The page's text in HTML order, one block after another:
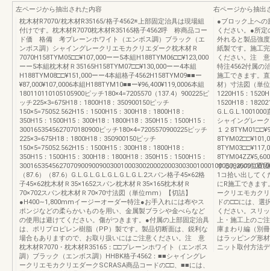
左ページから抽出された内容
枕木材R7070/枕木材R35165/格子4562※上部固定治具は現場組
付けです。枕木材R7070枕木材R35165格子4562呼 称商品コー
ド価 格備 考プレーンホワイト（エンボス調）ブラック（エ
ンボス調）シャイングレークリエモカクリエダーク枕木材Ｒ
7070H158TYM05□□¥107,000ーー5本組H188TYM06□□¥123,000
ーー5本組枕木材Ｒ35165H158TYM07□□¥130,000ーー4本組
H188TYM08□□¥151,000ーー4本組格子4562H158TYM09■■ー
¥87,000¥107,0006本組H188TYM10■■ー¥96,400¥119,0006本組
180110110105105900ピッチ180×4=7205570（137.4）900225ピ
ッチ225×3=675H18：1800H18：350900150ピッチ
150×5=75052.562H15：1500H15：300H18：1800H18：
350H15：1500H15：300H18：1800H18：350H15：1500H15：
3001653545627070180900ピッチ180×4=7205570900225ピッチ
225×3=675H18：1800H18：350900150ピッチ
150×5=75052.562H15：1500H15：300H18：1800H18：
350H15：1500H15：300H18：1800H18：350H15：1500H15：
（87.6）（87.6）G.L.G.L.G.L.G.L.G.L.G.L.2スパン格子45×62格
子45×62枕木材Ｒ35×1652スパン枕木材Ｒ35×165枕木材Ｒ
70×702スパン枕木材Ｒ70×70寸法図（単位mm）【切詰】
●H400∼1,800mmイージーオーダー特注●お手入れには布やス
ポンジなどの柔らかいものを用い、金属製ブラシや金べらなど
の使用は避けてください。傷がつきます。●付属の上部固定治具
は、ポリプロピレン樹脂（PP）製です。製品切断面は、鋭利な
場合もありますので、お取り扱いにはご注意ください。注 意
枕木材R7070・枕木材R35165：□□プレーンホワイト（エンボス
調）ブラック（エンボス調）HHBK格子4562：■■シャイングレ
ークリエモカクリエダークSCRASA商品コードの□□、■■には、
右ページから抽出
●ブロック上への
ください。●所
外れると製品強
紙製です。施工
ください。注
特注4562付属の
施工できます。
材）寸法図（単
1220H15：
1520H18：
シャイングレー
１２
するための位置
1コ拾い出してく
にR施工できま
ークリエモカク
ドの□□には、選
ください。スリ
上・施工上のご
庫まわり編（別
はラッピング形
ニット取付方法